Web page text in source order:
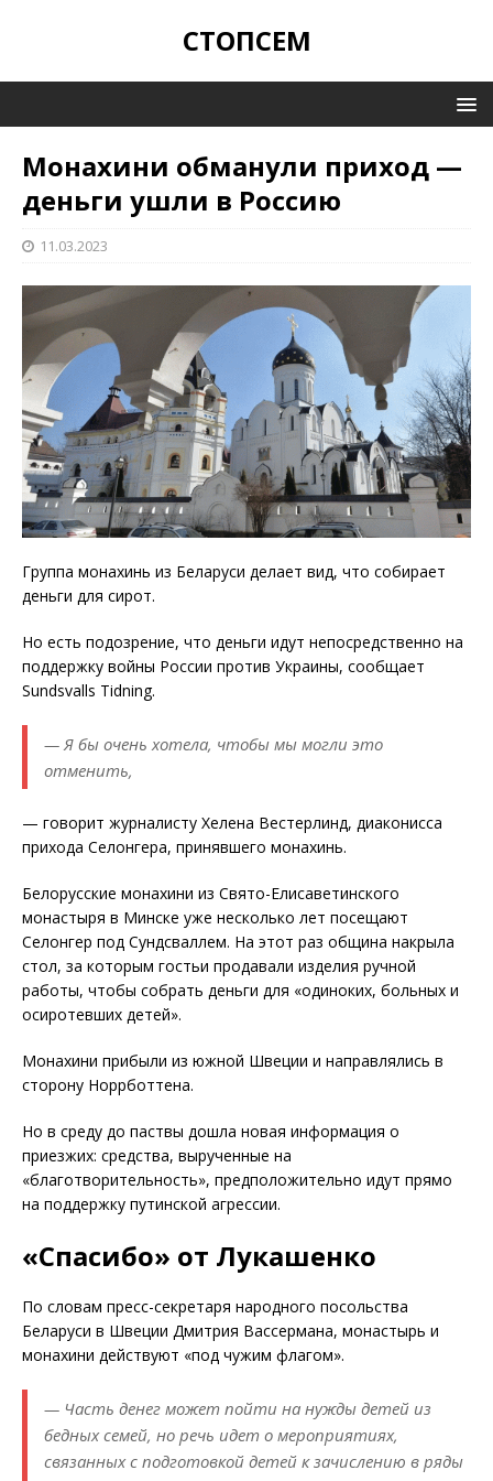
СТОПСЕМ
Монахини обманули приход —
деньги ушли в Россию
11.03.2023
Группа монахинь из Беларуси делает вид, что собирает
деньги для сирот.
Но есть подозрение, что деньги идут непосредственно на
поддержку войны России против Украины, сообщает
Sundsvalls Tidning.
— Я бы очень хотела, чтобы мы могли это
отменить,
— говорит журналисту Хелена Вестерлинд, диаконисса
прихода Селонгера, принявшего монахинь.
Белорусские монахини из Свято-Елисаветинского
монастыря в Минске уже несколько лет посещают
Селонгер под Сундсваллем. На этот раз община накрыла
стол, за которым гостьи продавали изделия ручной
работы, чтобы собрать деньги для «одиноких, больных и
осиротевших детей».
Монахини прибыли из южной Швеции и направлялись в
сторону Норрботтена.
Но в среду до паствы дошла новая информация о
приезжих: средства, вырученные на
«благотворительность», предположительно идут прямо
на поддержку путинской агрессии.
«Спасибо» от Лукашенко
По словам пресс-секретаря народного посольства
Беларуси в Швеции Дмитрия Вассермана, монастырь и
монахини действуют «под чужим флагом».
— Часть денег может пойти на нужды детей из
бедных семей, но речь идет о мероприятиях,
связанных с подготовкой детей к зачислению в ряды